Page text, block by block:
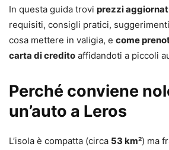
In questa guida trovi prezzi
requisiti, consigli pratici,
cosa mettere in valigia, e come
carta di credito affidandoti a piccoli
Perché conviene
un’auto a Leros
L’isola è compatta (circa 53 km²) ma